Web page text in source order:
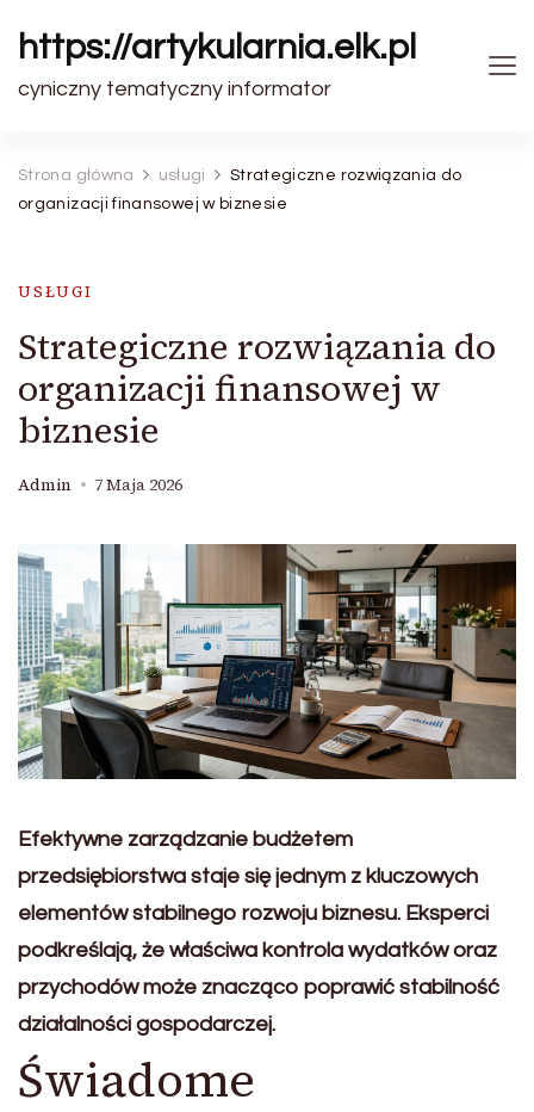
https://artykularnia.elk.pl
cyniczny tematyczny informator
Strona główna usługi
Strategiczne rozwiązania do
organizacji finansowej w biznesie
USŁUGI
Strategiczne rozwiązania do
organizacji finansowej w
biznesie
Admin 7 Maja 2026
Efektywne zarządzanie budżetem
przedsiębiorstwa staje się jednym z kluczowych
elementów stabilnego rozwoju biznesu. Eksperci
podkreślają, że właściwa kontrola wydatków oraz
przychodów może znacząco poprawić stabilność
działalności gospodarczej.
Świadome